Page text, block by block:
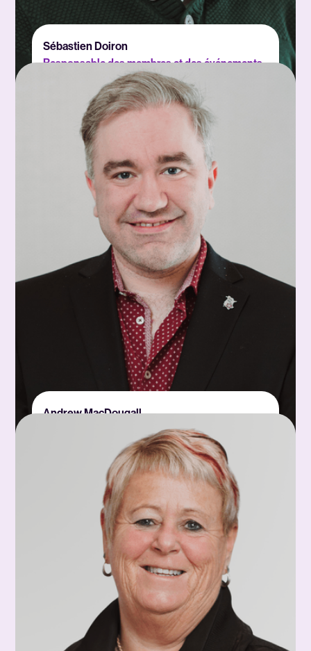
Sébastien Doiron
Responsable des membres et des événements
Andrew MacDougall